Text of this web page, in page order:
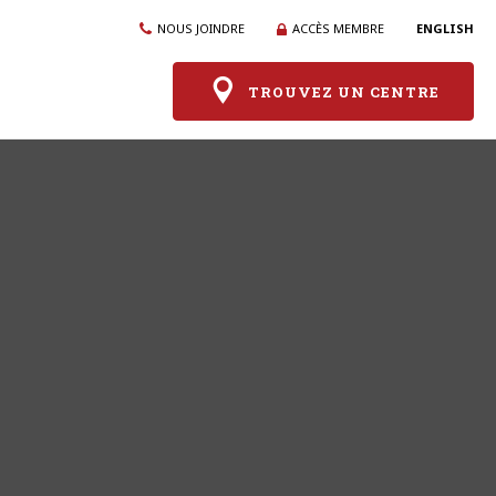
NOUS JOINDRE ACCÈS MEMBRE ENGLISH
TROUVEZ UN CENTRE